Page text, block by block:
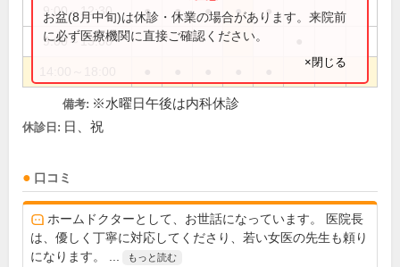
9:00～12:30 ● ● ● ● ●
9:00～13:00
お盆(8月中旬)は休診・休業の場合があります。来院前
に必ず医療機関に直接ご確認ください。
×閉じる
備考: ※水曜日午後は内科休診
休診日: 日、祝
口コミ
ホームドクターとして、お世話になっています。 医院長
は、優しく丁寧に対応してくださり、若い女医の先生も頼り
になります。 ...
もっと読む